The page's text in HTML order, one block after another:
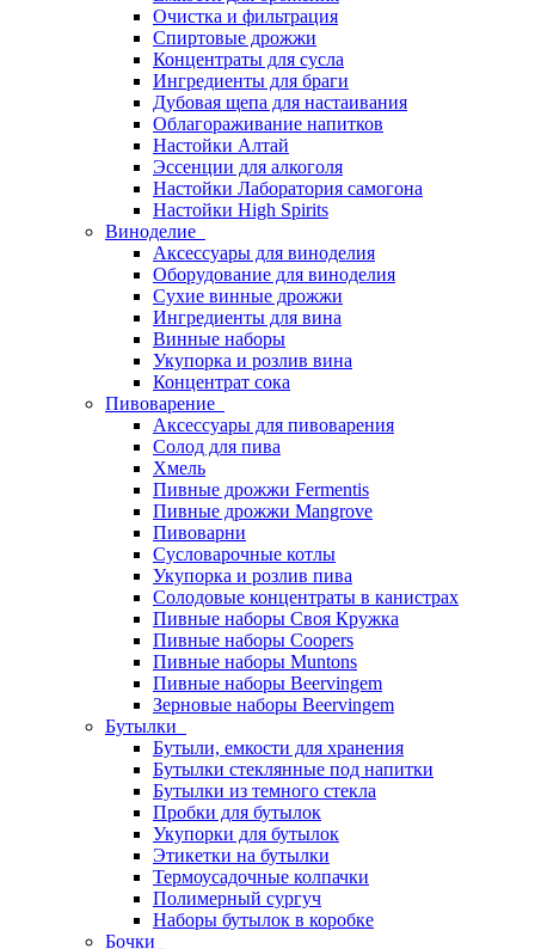
Очистка и фильтрация
Спиртовые дрожжи
Концентраты для сусла
Ингредиенты для браги
Дубовая щепа для настаивания
Облагораживание напитков
Настойки Алтай
Эссенции для алкоголя
Настойки Лаборатория самогона
Настойки High Spirits
Виноделие
Аксессуары для виноделия
Оборудование для виноделия
Сухие винные дрожжи
Ингредиенты для вина
Винные наборы
Укупорка и розлив вина
Концентрат сока
Пивоварение
Аксессуары для пивоварения
Солод для пива
Хмель
Пивные дрожжи Fermentis
Пивные дрожжи Mangrove
Пивоварни
Сусловарочные котлы
Укупорка и розлив пива
Солодовые концентраты в канистрах
Пивные наборы Своя Кружка
Пивные наборы Coopers
Пивные наборы Muntons
Пивные наборы Beervingem
Зерновые наборы Beervingem
Бутылки
Бутыли, емкости для хранения
Бутылки стеклянные под напитки
Бутылки из темного стекла
Пробки для бутылок
Укупорки для бутылок
Этикетки на бутылки
Термоусадочные колпачки
Полимерный сургуч
Наборы бутылок в коробке
Бочки